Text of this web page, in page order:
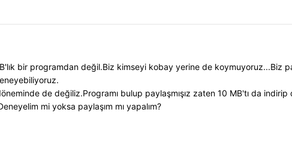
bir programdan değil.Biz kimseyi kobay yerine de koymuyoruz...Biz
de değiliz.Programı bulup paylaşmışız zaten 10 MB'tı da
mi yoksa paylaşım mı yapalım?